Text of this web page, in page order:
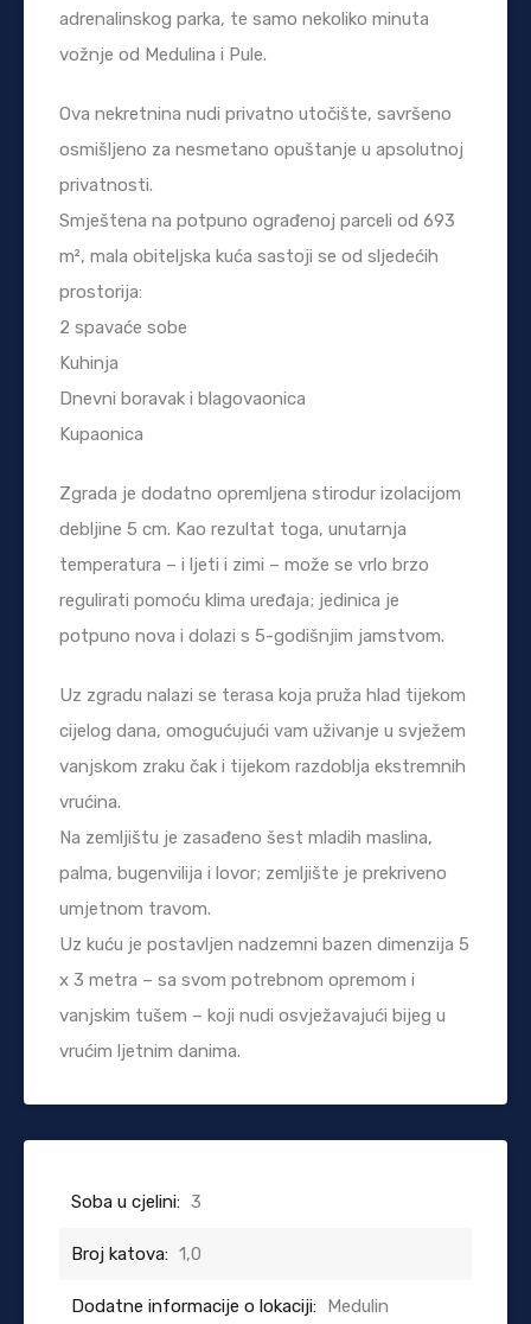
adrenalinskog parka, te samo nekoliko minuta
vožnje od Medulina i Pule.
Ova nekretnina nudi privatno utočište, savršeno
osmišljeno za nesmetano opuštanje u apsolutnoj
privatnosti.
Smještena na potpuno ograđenoj parceli od 693
m², mala obiteljska kuća sastoji se od sljedećih
prostorija:
2 spavaće sobe
Kuhinja
Dnevni boravak i blagovaonica
Kupaonica
Zgrada je dodatno opremljena stirodur izolacijom
debljine 5 cm. Kao rezultat toga, unutarnja
temperatura – i ljeti i zimi – može se vrlo brzo
regulirati pomoću klima uređaja; jedinica je
potpuno nova i dolazi s 5-godišnjim jamstvom.
Uz zgradu nalazi se terasa koja pruža hlad tijekom
cijelog dana, omogućujući vam uživanje u svježem
vanjskom zraku čak i tijekom razdoblja ekstremnih
vrućina.
Na zemljištu je zasađeno šest mladih maslina,
palma, bugenvilija i lovor; zemljište je prekriveno
umjetnom travom.
Uz kuću je postavljen nadzemni bazen dimenzija 5
x 3 metra – sa svom potrebnom opremom i
vanjskim tušem – koji nudi osvježavajući bijeg u
vrućim ljetnim danima.
Soba u cjelini: 3
Broj katova: 1,0
Dodatne informacije o lokaciji: Medulin